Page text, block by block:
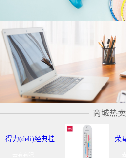
商城热卖
得力(deli)经典挂壁式温度计 个性化提示温湿度计 办公用品 9013